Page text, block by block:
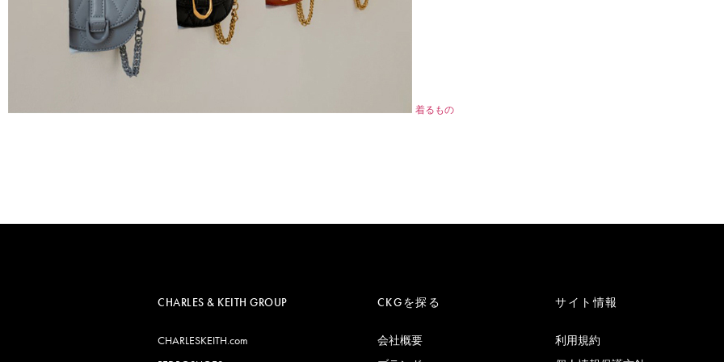
着るもの
CHARLES & KEITH GROUP
CHARLESKEITH.com
CKGを探る
会社概要
サイト情報
利用規約